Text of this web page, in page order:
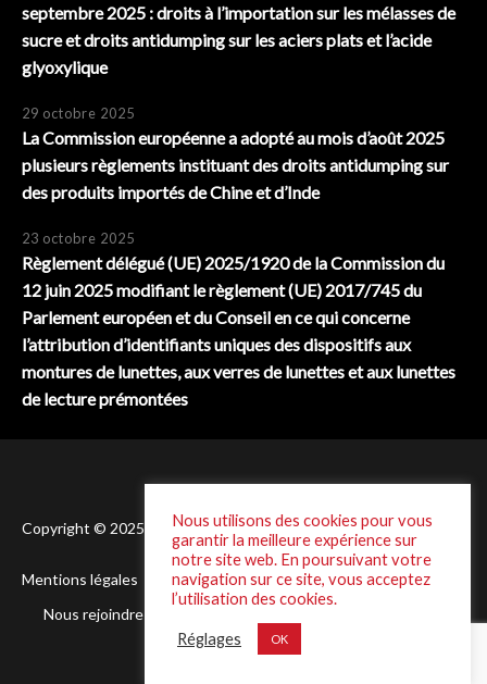
septembre 2025 : droits à l’importation sur les mélasses de
sucre et droits antidumping sur les aciers plats et l’acide
glyoxylique
29 octobre 2025
La Commission européenne a adopté au mois d’août 2025
plusieurs règlements instituant des droits antidumping sur
des produits importés de Chine et d’Inde
23 octobre 2025
Règlement délégué (UE) 2025/1920 de la Commission du
12 juin 2025 modifiant le règlement (UE) 2017/745 du
Parlement européen et du Conseil en ce qui concerne
l’attribution d’identifiants uniques des dispositifs aux
montures de lunettes, aux verres de lunettes et aux lunettes
de lecture prémontées
Copyright © 2025 Laffineur - Conception :DSI One
Mentions légales
Politique de Confidentialité
Nous rejoindre
Nous utilisons des cookies pour vous
garantir la meilleure expérience sur
notre site web. En poursuivant votre
navigation sur ce site, vous acceptez
l’utilisation des cookies.
Réglages OK